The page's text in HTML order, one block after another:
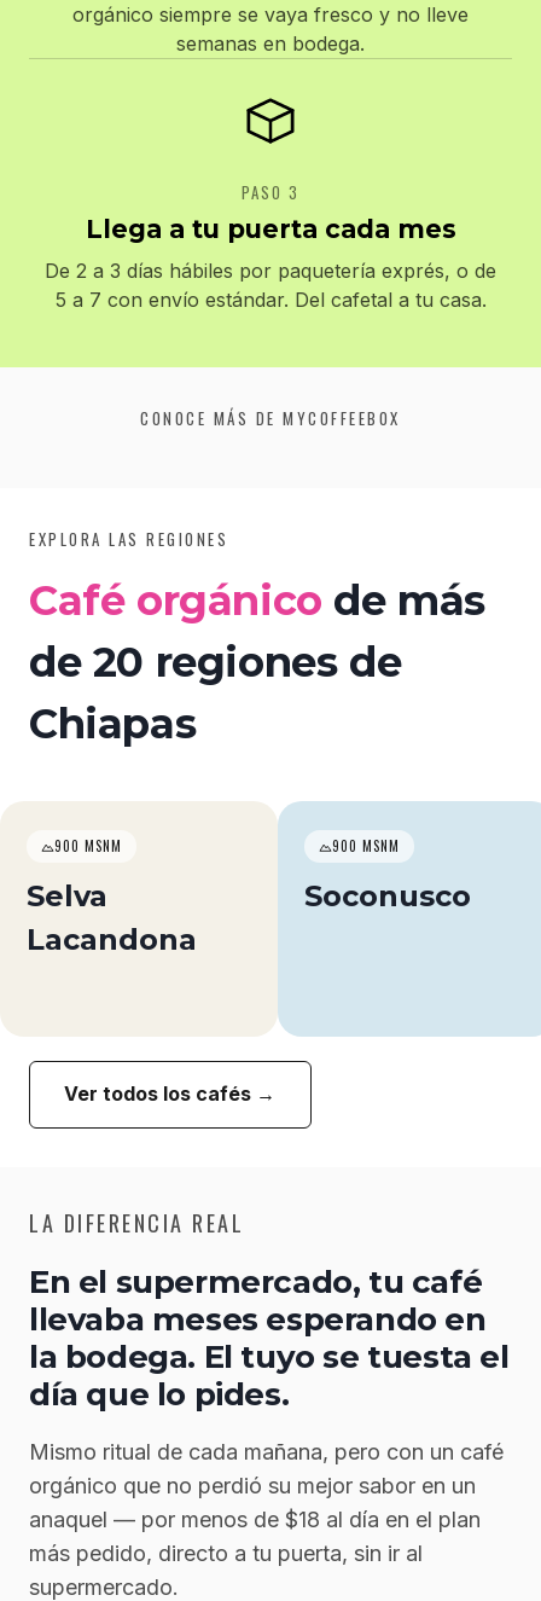
orgánico siempre se vaya fresco y no lleve
semanas en bodega.
PASO 3
Llega a tu puerta cada mes
De 2 a 3 días hábiles por paquetería exprés, o de
5 a 7 con envío estándar. Del cafetal a tu casa.
CONOCE MÁS DE MYCOFFEEBOX
EXPLORA LAS REGIONES
Café orgánico de más
de 20 regiones de
Chiapas
900 MSNM
Selva
Lacandona
900 MSNM
Soconusco
Ver todos los cafés →
LA DIFERENCIA REAL
En el supermercado, tu café
llevaba meses esperando en
la bodega. El tuyo se tuesta el
día que lo pides.
Mismo ritual de cada mañana, pero con un café
orgánico que no perdió su mejor sabor en un
anaquel — por menos de $18 al día en el plan
más pedido, directo a tu puerta, sin ir al
supermercado.